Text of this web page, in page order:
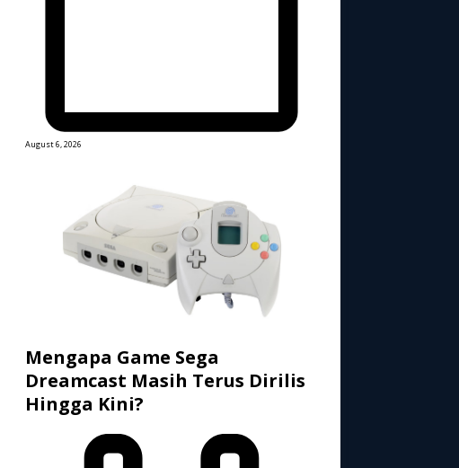
August 6, 2026
Mengapa Game Sega
Dreamcast Masih Terus Dirilis
Hingga Kini?